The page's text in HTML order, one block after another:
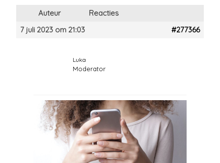
Auteur
Reacties
7 juli 2023 om 21:03
#277366
Luka
Moderator